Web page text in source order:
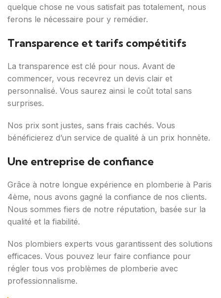
quelque chose ne vous satisfait pas totalement, nous
ferons le nécessaire pour y remédier.
Transparence et tarifs compétitifs
La transparence est clé pour nous. Avant de
commencer, vous recevrez un devis clair et
personnalisé. Vous saurez ainsi le coût total sans
surprises.
Nos prix sont justes, sans frais cachés. Vous
bénéficierez d’un service de qualité à un prix honnête.
Une entreprise de confiance
Grâce à notre longue expérience en plomberie à Paris
4ème, nous avons gagné la confiance de nos clients.
Nous sommes fiers de notre réputation, basée sur la
qualité et la fiabilité.
Nos plombiers experts vous garantissent des solutions
efficaces. Vous pouvez leur faire confiance pour
régler tous vos problèmes de plomberie avec
professionnalisme.